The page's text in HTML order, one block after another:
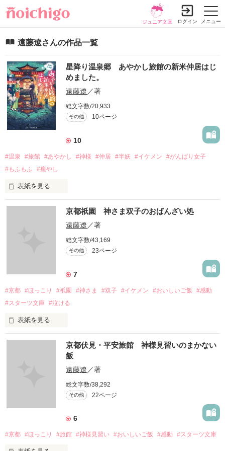
メニュー
ジュニア文庫 ログイン
遠藤遼さんの作品一覧
星降り温泉郷 あやかし旅館の新米仲居はじ
めました。
遠藤遼 ／著
総文字数/20,933
その他 10ページ
10
#温泉 #旅館 #あやかし #神様 #仲居 #半妖 #イケメン
#がんばり女子
#もふもふ
#癒やし
表紙を見る
2019年7月28日、スターツ出版文庫様から発刊。全編書き下ろ
プロローグを公開させていただきます！なお、書籍版とは細か
--------------------------------------
幼い頃から“あやかし”を見る能力を持つ大学４年生の静姫(しず
そのせいで卒業間近になるも就職先が決まらない。
が、なんとそこは“あやかし”や“神さま”が宿泊するワケアリ旅館
だった！
円の借金を背負うことに⁉
(はむろ)先輩と次々と怪異に巻き込まれてゆき…。
個性豊かな面々が織りなす、笑って泣けるあやかし譚！
作品を読む
京都祇園 神さま双子のおばんざい処
遠藤遼 ／著
総文字数/43,169
その他 23ページ
7
#京都 #ほっこり #祇園 #神さま #双子 #イケメン #おいしいご飯
#感動
#スターツ文庫 #泣ける
表紙を見る
2019年2月、スターツ出版文庫様から発刊させていただきま
す。全編書き下ろしです。
プロローグと第一章を公開させていただきます！なお、書籍版
とは細かな表現など若干の違いがありますが、ご了承くださ
--------------------------------------
京料理人を志す私が働き始めた祇園のお店は、
双子のイケメン神さまが切り盛りする不思議なおばんざい屋だ
京都伏見・平安旅館 神様見習いのまかない
飯
遠藤遼 ／著
総文字数/38,292
その他 22ページ
6
#京都 #ほっこり #旅館 #神様見習い #おいしいご飯 #感動 #スターツ文庫